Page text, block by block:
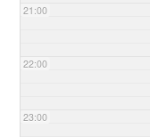
21:00
22:00
23:00